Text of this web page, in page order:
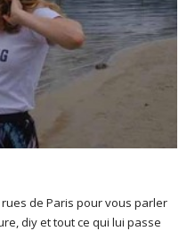
de Paris pour vous parler
diy et tout ce qui lui passe